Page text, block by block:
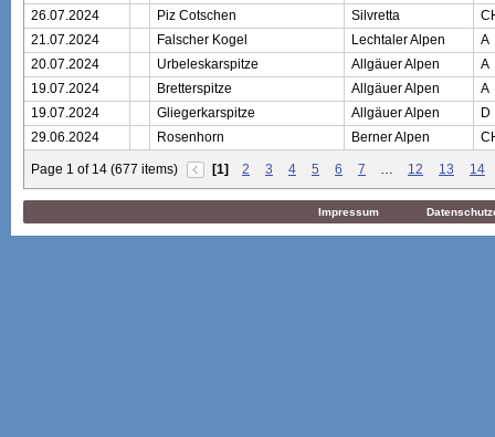
26.07.2024
Piz Cotschen Silvretta
21.07.2024
Falscher Kogel Lechtaler Alpen
A
20.07.2024
Urbeleskarspitze Allgäuer Alpen
A
19.07.2024
Bretterspitze Allgäuer Alpen
A
19.07.2024
Gliegerkarspitze Allgäuer Alpen
D
29.06.2024
Rosenhorn Berner Alpen
Page 1 of 14 (677 items) [1] 2 3 4 5 6 7 … 12 13 14
Impressum